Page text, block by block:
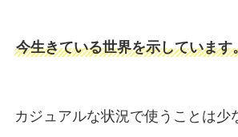
今生きている世界を示しています
カジュアルな状況で使うことは少